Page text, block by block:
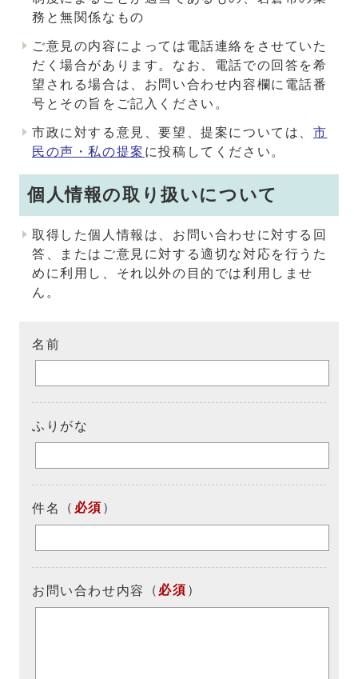
務と無関係なもの
ご意見の内容によっては電話連絡をさせていた
だく場合があります。なお、電話での回答を希
望される場合は、お問い合わせ内容欄に電話番
号とその旨をご記入ください。
市政に対する意見、要望、提案については、 市
民の声・私の提案 に投稿してください。
個人情報の取り扱いについて
取得した個人情報は、お問い合わせに対する回
答、またはご意見に対する適切な対応を行うた
めに利用し、それ以外の目的では利用しませ
ん。
名前
ふりがな
件名 （ 必須 ）
お問い合わせ内容 （ 必須 ）